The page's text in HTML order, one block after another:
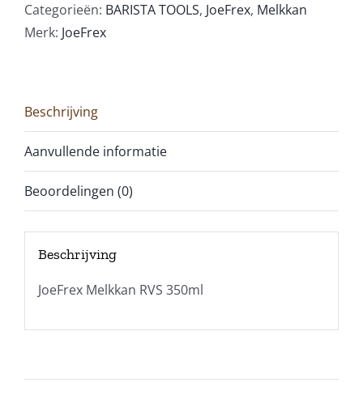
Categorieën: BARISTA TOOLS, JoeFrex, Melkkan
Merk: JoeFrex
Beschrijving
Aanvullende informatie
Beoordelingen (0)
Beschrijving
JoeFrex Melkkan RVS 350ml